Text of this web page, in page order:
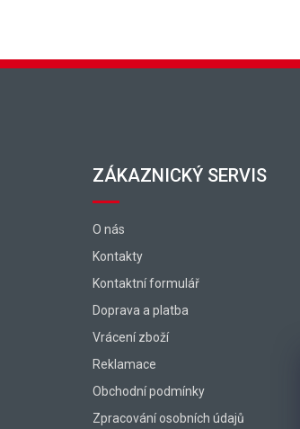
ZÁKAZNICKÝ SERVIS
O nás
Kontakty
Kontaktní formulář
Doprava a platba
Vrácení zboží
Reklamace
Obchodní podmínky
Zpracování osobních údajů